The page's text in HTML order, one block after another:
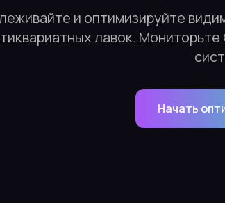
и оптимизируйте
лавок.
Начать